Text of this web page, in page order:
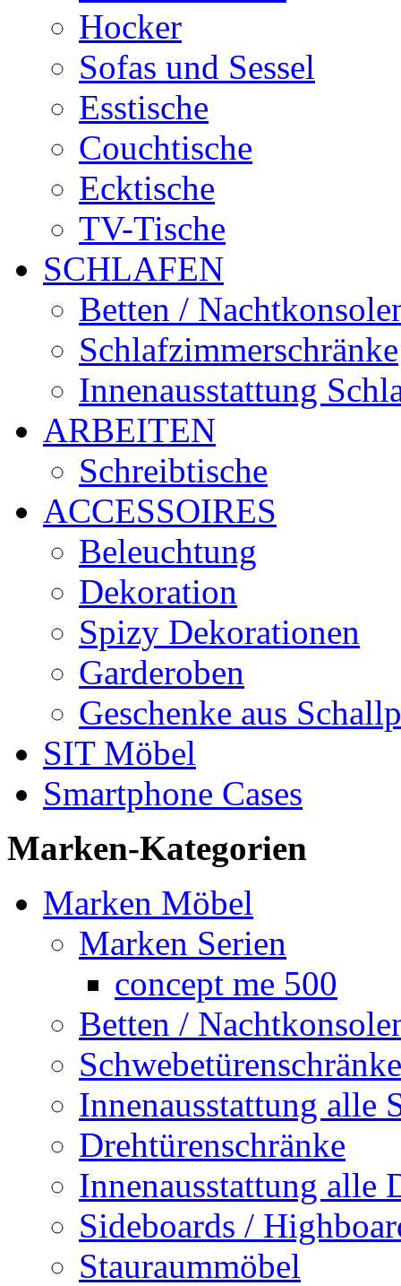
Hocker
Sofas und Sessel
Esstische
Couchtische
Ecktische
TV-Tische
SCHLAFEN
Betten /
Schlafzimmerschränke
Innenausstattung
ARBEITEN
Schreibtische
ACCESSOIRES
Beleuchtung
Dekoration
Spizy Dekorationen
Garderoben
Geschenke aus
SIT Möbel
Smartphone Cases
Marken-Kategorien
Marken Möbel
Marken Serien
concept me 500
Betten /
Schwebetürenschränke
Innenausstattung alle
Drehtürenschränke
Innenausstattung alle
Sideboards /
Stauraummöbel